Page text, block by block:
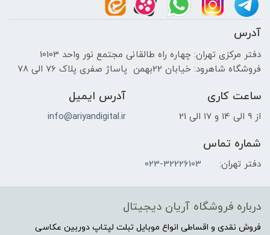
SSD
سازنده پردازنده گرافیکی
NVIDIA
اندازه صفحه نمایش
آدرس
دفتر مرکزی تهران: چهاره راه طالقانی مجتمع نور واحد 10103
فروشگاه شاهرود: خیابان 22بهمن پاساژ صفری پلاک 76 الی 78
ساعت کاری
از 9 الی 14 و 17 الی 21
آدرس ایمیل
info@ariyandigital.ir
شماره تماس
دفتر تهران: 023-32226103
درباره فروشگاه آریان دیجیتال
فروش نقدی و اقساطی انواع موبایل تبلت لپتاپ دوربین عکاسی